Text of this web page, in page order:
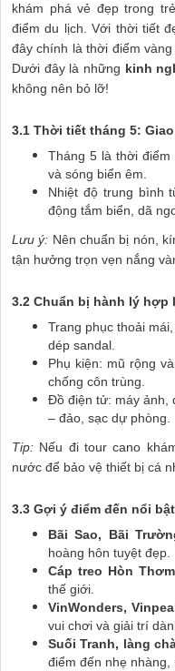
khám phá vẻ đẹp trong
điểm du lịch. Với thời tiết
đây chính là thời điểm
Dưới đây là những kinh
không nên bỏ lỡ!
3.1 Thời tiết tháng 5:
Tháng 5 là thời
và sóng biển êm.
Nhiệt độ trung bình
động tắm biển, dã
Lưu ý: Nên chuẩn bị nón,
tận hưởng trọn vẹn nắng
3.2 Chuẩn bị hành lý hợp
Trang phục thoải
dép sandal.
Phụ kiện: mũ rộng
chống côn trùng.
Đồ điện tử: máy ảnh,
– đảo, sạc dự phòng.
Tip: Nếu đi tour cano
nước để bảo vệ thiết bị cá
3.3 Gợi ý điểm đến nổi
Bãi Sao, Bãi
hoàng hôn tuyệt đẹp.
Cáp treo Hòn Thơm
thế giới.
VinWonders,
vui chơi và giải trí
Suối Tranh, làng
điểm đến nhẹ